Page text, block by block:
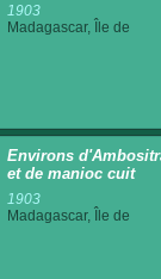
1903
Madagascar, Île de
Environs
et de manioc cuit
1903
Madagascar, Île de